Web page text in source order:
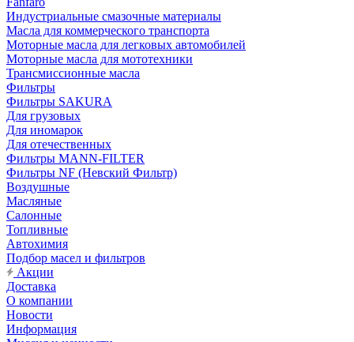
Индустриальные смазочные материалы
Масла для коммерческого транспорта
Моторные масла для легковых автомобилей
Моторные масла для мототехники
Трансмиссионные масла
Фильтры
Фильтры SAKURA
Для грузовых
Для иномарок
Для отечественных
Фильтры MANN-FILTER
Фильтры NF (Невский Фильтр)
Воздушные
Масляные
Салонные
Топливные
Автохимия
Подбор масел и фильтров
Акции
Доставка
О компании
Новости
Информация